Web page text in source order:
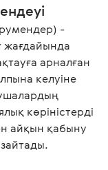
-
жағдайында
арналған
келуіне
көріністерді
айқын қабыну